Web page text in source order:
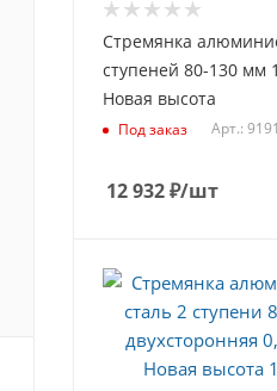
Стремянка
ступеней 80-130 мм
Новая высота
Под заказ Арт.:
12 932₽/шт